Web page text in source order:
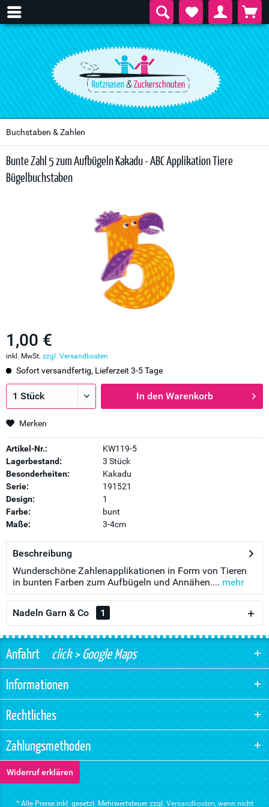
Buchstaben & Zahlen
Bunte Zahl 5 zum Aufbügeln Kakadu - ABC Applikation Tiere
Bügelbuchstaben
1,00 €
inkl. MwSt. zzgl. Versandkosten
Sofort versandfertig, Lieferzeit 3-5 Tage
In den Warenkorb
Merken
Artikel-Nr.:
KW119-5
Lagerbestand:
3 Stück
Besonderheiten:
Kakadu
Serie:
191521
Design:
1
Farbe:
bunt
Maße:
3-4cm
Beschreibung
Wunderschöne Zahlenapplikationen in Form von Tieren
in bunten Farben zum Aufbügeln und Annähen.... mehr
Nadeln Garn & Co 1
Anfahrtclick > Google Maps
Informationen
Rechtliches
Zahlungsmethoden
Widerruf erklären
* Alle Preise inkl. gesetzl. Mehrwertsteuer zzgl. Versandkosten, wenn nicht